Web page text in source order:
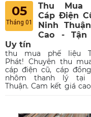
05
Tháng 01
Thu Mua
Cáp Điện
Ninh
Cao - Tận
Uy tín
thu mua phế liệu
Phát! Chuyên thu
cáp điện cũ, cáp
nhôm thanh lý tại
Thuận. Cam kết giá